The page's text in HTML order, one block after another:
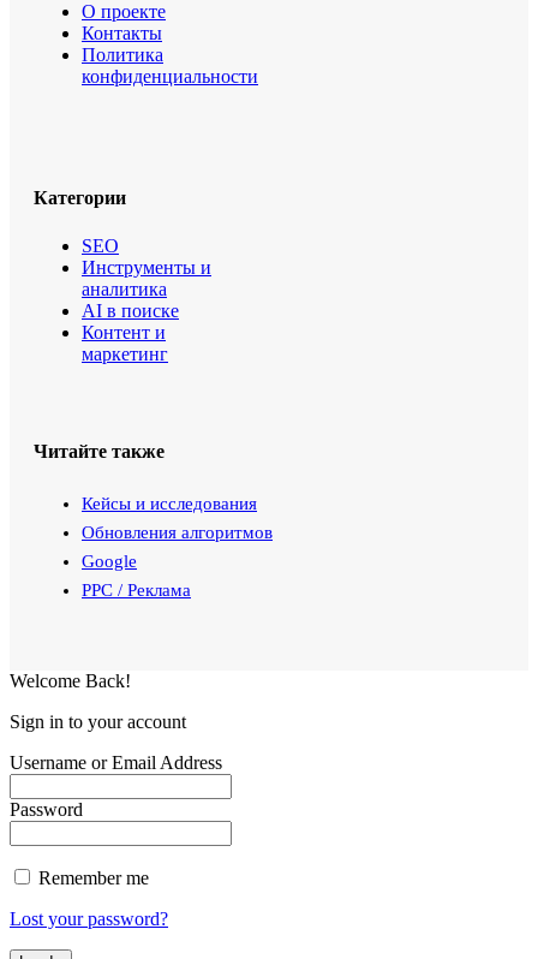
О проекте
Контакты
Политика
конфиденциальности
Категории
SEO
Инструменты и
аналитика
AI в поиске
Контент и
маркетинг
Читайте также
Кейсы и исследования
Обновления алгоритмов
Google
PPC / Реклама
Welcome Back!
Sign in to your account
Username or Email Address
Password
Remember me
Lost your password?